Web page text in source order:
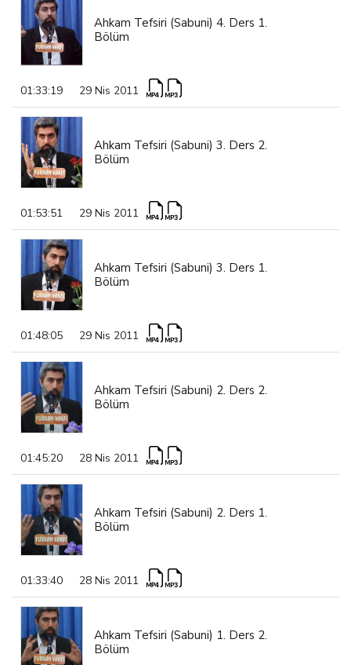
Ahkam Tefsiri (Sabuni) 4. Ders 1.
Bölüm
01:33:19 29 Nis 2011
Ahkam Tefsiri (Sabuni) 3. Ders 2.
Bölüm
01:53:51 29 Nis 2011
Ahkam Tefsiri (Sabuni) 3. Ders 1.
Bölüm
01:48:05 29 Nis 2011
Ahkam Tefsiri (Sabuni) 2. Ders 2.
Bölüm
01:45:20 28 Nis 2011
Ahkam Tefsiri (Sabuni) 2. Ders 1.
Bölüm
01:33:40 28 Nis 2011
Ahkam Tefsiri (Sabuni) 1. Ders 2.
Bölüm